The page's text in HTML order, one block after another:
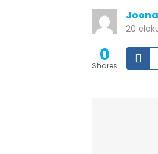
20
0
Shares